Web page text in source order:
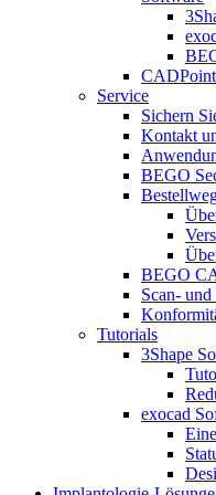
Service
Sichern
Kontakt
BEGO
BEGO
Scan-
Tutorials
3Shape
exocad